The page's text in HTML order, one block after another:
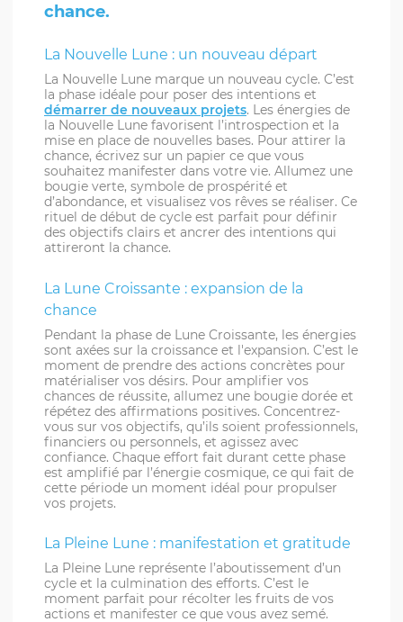
chance.
La Nouvelle Lune : un nouveau départ
La Nouvelle Lune marque un nouveau cycle. C’est
la phase idéale pour poser des intentions et
démarrer de nouveaux projets. Les énergies de
la Nouvelle Lune favorisent l’introspection et la
mise en place de nouvelles bases. Pour attirer la
chance, écrivez sur un papier ce que vous
souhaitez manifester dans votre vie. Allumez une
bougie verte, symbole de prospérité et
d’abondance, et visualisez vos rêves se réaliser. Ce
rituel de début de cycle est parfait pour définir
des objectifs clairs et ancrer des intentions qui
attireront la chance.
La Lune Croissante : expansion de la
chance
Pendant la phase de Lune Croissante, les énergies
sont axées sur la croissance et l'expansion. C’est le
moment de prendre des actions concrètes pour
matérialiser vos désirs. Pour amplifier vos
chances de réussite, allumez une bougie dorée et
répétez des affirmations positives. Concentrez-
vous sur vos objectifs, qu’ils soient professionnels,
financiers ou personnels, et agissez avec
confiance. Chaque effort fait durant cette phase
est amplifié par l’énergie cosmique, ce qui fait de
cette période un moment idéal pour propulser
vos projets.
La Pleine Lune : manifestation et gratitude
La Pleine Lune représente l’aboutissement d’un
cycle et la culmination des efforts. C’est le
moment parfait pour récolter les fruits de vos
actions et manifester ce que vous avez semé.